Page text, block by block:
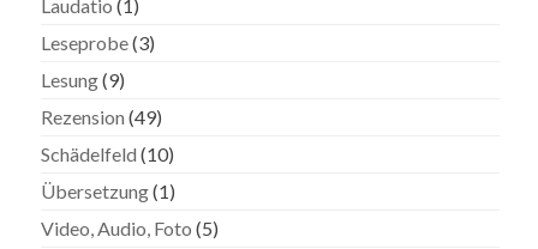
Laudatio (1)
Leseprobe(3)
Lesung(9)
Rezension (49)
Schädelfeld (10)
Übersetzung(1)
Video, Audio, Foto (5)